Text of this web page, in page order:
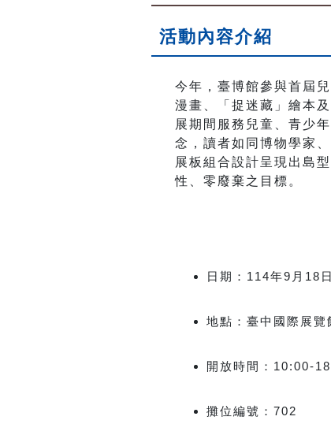
活動內容介紹
今年，臺博館參與首屆
漫畫、「捉迷藏」繪本
展期間服務兒童、青少
念，讀者如同博物學家
展板組合設計呈現出島
性、零廢棄之目標。
日期： 114年9 月 18 日
地點：臺中國際展覽
開放時間： 10:00-
攤位編號： 702